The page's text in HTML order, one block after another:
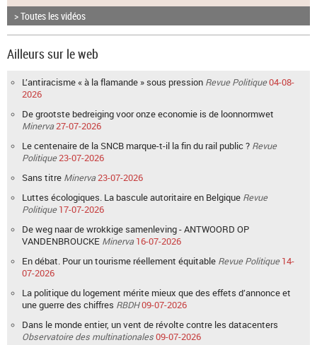
> Toutes les vidéos
Ailleurs sur le web
L’antiracisme « à la flamande » sous pression Revue Politique04-08-
2026
De grootste bedreiging voor onze economie is de loonnormwet
Minerva27-07-2026
Le centenaire de la SNCB marque-t-il la fin du rail public ? Revue
Politique23-07-2026
Sans titre Minerva23-07-2026
Luttes écologiques. La bascule autoritaire en Belgique Revue
Politique 17-07-2026
De weg naar de wrokkige samenleving - ANTWOORD OP
VANDENBROUCKE Minerva 16-07-2026
En débat. Pour un tourisme réellement équitable Revue Politique 14-
07-2026
La politique du logement mérite mieux que des effets d’annonce et
une guerre des chiffres RBDH09-07-2026
Dans le monde entier, un vent de révolte contre les datacenters
Observatoire des multinationales09-07-2026